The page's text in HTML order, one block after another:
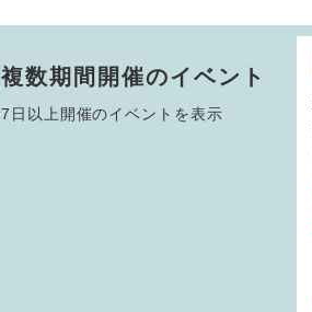
複数期間開催のイベント
7日以上開催のイベントを表示